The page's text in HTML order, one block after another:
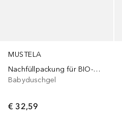
MUSTELA
Nachfüllpackung für BIO-Gel-Shampoo
Babyduschgel
€ 32,59